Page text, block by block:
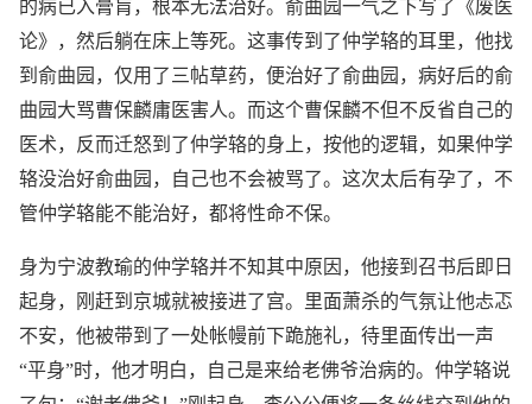
的病已入膏肓，根本无法治好。俞曲园一气之下写了《废医
论》，然后躺在床上等死。这事传到了仲学辂的耳里，他找
到俞曲园，仅用了三帖草药，便治好了俞曲园，病好后的俞
曲园大骂曹保麟庸医害人。而这个曹保麟不但不反省自己的
医术，反而迁怒到了仲学辂的身上，按他的逻辑，如果仲学
辂没治好俞曲园，自己也不会被骂了。这次太后有孕了，不
管仲学辂能不能治好，都将性命不保。
身为宁波教瑜的仲学辂并不知其中原因，他接到召书后即日
起身，刚赶到京城就被接进了宫。里面萧杀的气氛让他忐忑
不安，他被带到了一处帐幔前下跪施礼，待里面传出一声
“平身”时，他才明白，自己是来给老佛爷治病的。仲学辂说